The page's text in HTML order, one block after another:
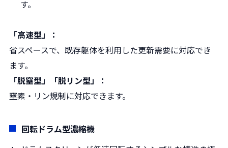
す。
「高速型」
：
省スペースで、既存躯体を利用した更新需要に対応でき
ます。
「脱窒型」「脱リン型」
：
窒素・リン規制に対応できます。
回転ドラム型濃縮機